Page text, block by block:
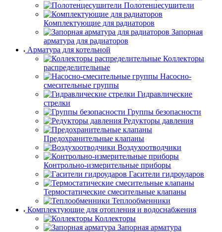
Полотенцесушители
Комплектующие для радиаторов
Запорная
арматура для радиаторов
Арматура для котельной
Коллекторы
распределительные
Насосно-
смесительные группы
Гидравлические
стрелки
Группы безопасности
Редукторы давления
Предохранительные клапаны
Воздухоотводчики
Контрольно-измерительные приборы
Гасители гидроударов
Термостатические смесительные клапаны
Теплообменники
Комплектующие для отопления и водоснабжения
Коллекторы
Запорная арматура